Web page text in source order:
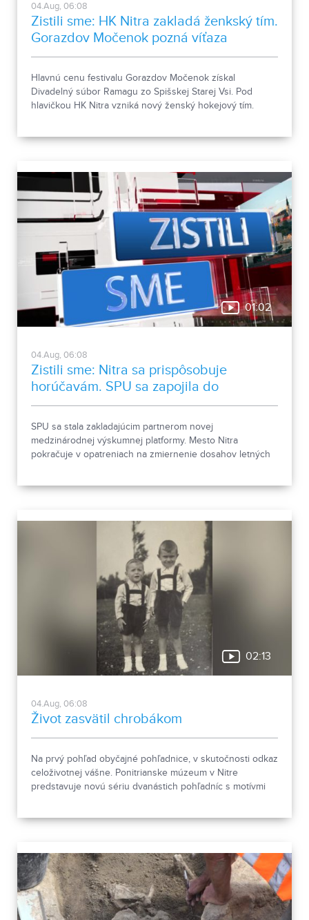
04.Aug, 06:08
Zistili sme: HK Nitra zakladá ženkský tím.
Gorazdov Močenok pozná víťaza
Hlavnú cenu festivalu Gorazdov Močenok získal
Divadelný súbor Ramagu zo Spišskej Starej Vsi. Pod
hlavičkou HK Nitra vzniká nový ženský hokejový tím.
01:02
04.Aug, 06:08
Zistili sme: Nitra sa prispôsobuje
horúčavám. SPU sa zapojila do
medzinárodnej platformy
SPU sa stala zakladajúcim partnerom novej
medzinárodnej výskumnej platformy. Mesto Nitra
pokračuje v opatreniach na zmiernenie dosahov letných
02:13
04.Aug, 06:08
Život zasvätil chrobákom
Na prvý pohľad obyčajné pohľadnice, v skutočnosti odkaz
celoživotnej vášne. Ponitrianske múzeum v Nitre
predstavuje novú sériu dvanástich pohľadníc s motívmi
odchode.